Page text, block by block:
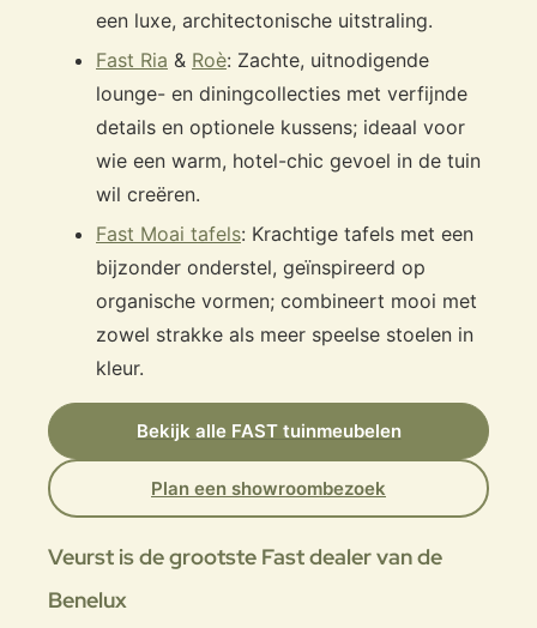
een luxe, architectonische uitstraling.
Fast Ria & Roè: Zachte, uitnodigende
lounge- en diningcollecties met verfijnde
details en optionele kussens; ideaal voor
wie een warm, hotel-chic gevoel in de tuin
wil creëren.
Fast Moai tafels: Krachtige tafels met een
bijzonder onderstel, geïnspireerd op
organische vormen; combineert mooi met
zowel strakke als meer speelse stoelen in
kleur.
Bekijk alle FAST tuinmeubelen
Plan een showroombezoek
Veurst is de grootste Fast dealer van de
Benelux